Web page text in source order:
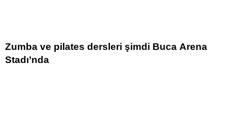
Zumba ve pilates dersleri şimdi Buca Arena
Stadı’nda